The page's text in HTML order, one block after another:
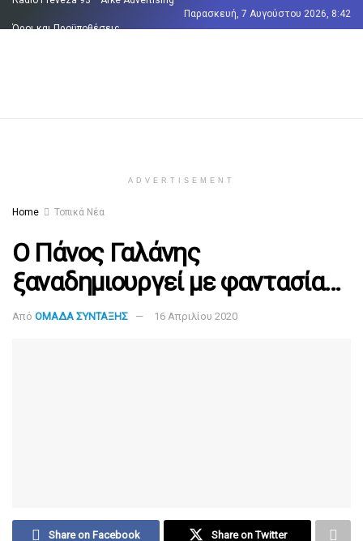
Όροι και Προϋποθέσεις
Παρασκευή, 7 Αυγούστου 2026, 8:42
ADVERTISEMENT
Home Τοπικά Νέα
Ο Πάνος Γαλάνης
ξαναδημιουργεί με φαντασία…
Από ΟΜΑΔΑ ΣΥΝΤΑΞΗΣ 16 Απριλίου 2020
Share on Facebook Share on Twitter